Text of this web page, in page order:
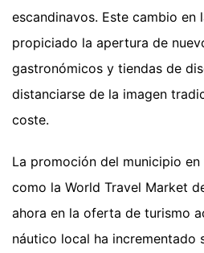
escandinavos. Este cambio en
propiciado la apertura de
gastronómicos y tiendas de
distanciarse de la imagen
coste.
La promoción del municipio
como la World Travel Market
ahora en la oferta de turismo
náutico local ha incrementado